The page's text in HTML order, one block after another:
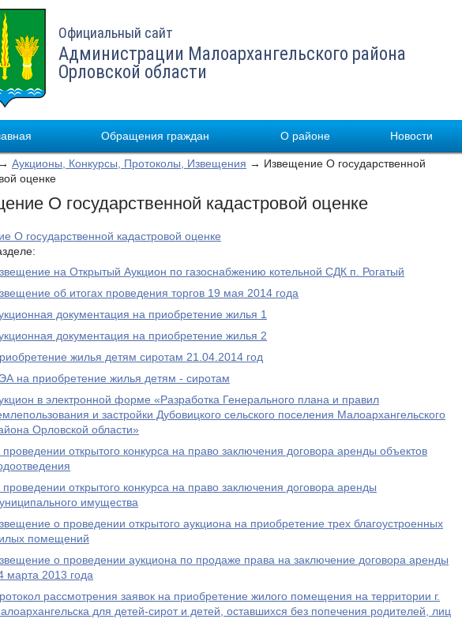
Официальный сайт
Администрации Малоархангельского района
Орловской области
Обращения граждан О районе Новости
→ Аукционы, Конкурсы, Протоколы, Извещения → Извещение О государственной
оценке
О государственной кадастровой оценке
О государственной кадастровой оценке
на Открытый Аукцион по газоснабжению котельной СДК п. Рогатый
об итогах проведения торгов 19 мая 2014 года
документация на приобретение жилья 1
документация на приобретение жилья 2
жилья детям сиротам 21.04.2014 год
на приобретение жилья детям - сиротам
в электронной форме «Разработка Генерального плана и правил
и застройки Дубовицкого сельского поселения Малоархангельского
Орловской области»
открытого конкурса на право заключения договора аренды объектов
открытого конкурса на право заключения договора аренды
имущества
о проведении открытого аукциона на приобретение трех благоустроенных
помещений
о проведении аукциона по продаже права на заключение договора аренды
марта 2013 года
рассмотрения заявок на приобретение жилого помещения на территории г.
для детей-сирот и детей, оставшихся без попечения родителей, лиц